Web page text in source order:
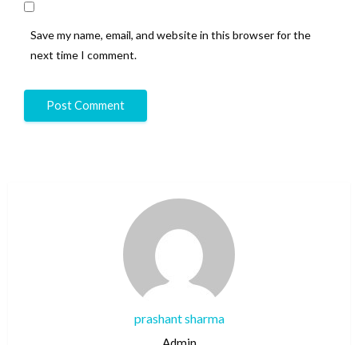
Save my name, email, and website in this browser for the
next time I comment.
prashant sharma